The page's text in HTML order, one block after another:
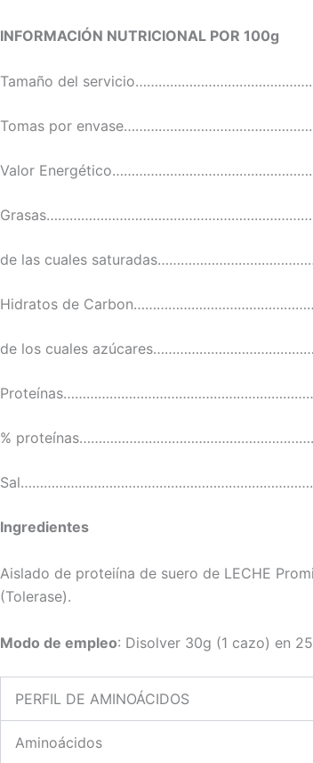
INFORMACIÓN NUTRICIONAL POR 100g
Tamaño del
Tomas por
Valor
de las cuales
Hidratos de
de los cuales
%
Ingredientes
Aislado de proteiína de suero de LECHE
(Tolerase).
Modo de empleo: Disolver 30g (1 cazo) en
PERFIL DE AMINOÁCIDOS
Aminoácidos